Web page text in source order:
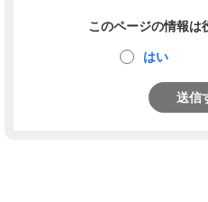
このページの情報は
はい
送信